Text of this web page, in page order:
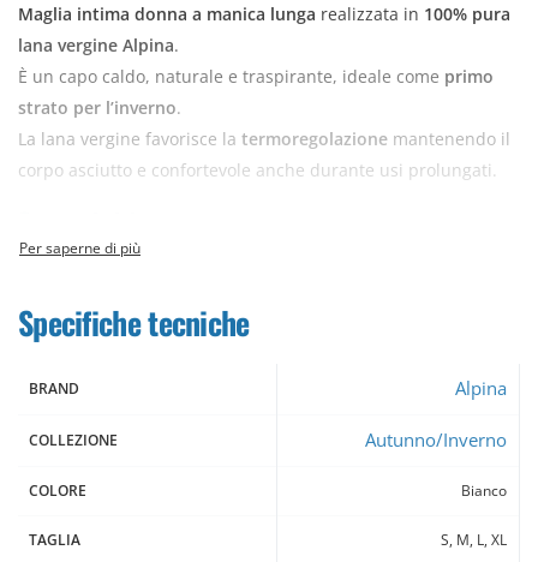
Maglia intima donna a manica lunga realizzata in 100% pura
lana vergine Alpina.
È un capo caldo, naturale e traspirante, ideale come primo
strato per l’inverno.
La lana vergine favorisce la termoregolazione mantenendo il
corpo asciutto e confortevole anche durante usi prolungati.
Manica lunga
Vestibilità aderente
Costina 1×1 leggera
Scollo ampio
Irrestringibile
Specifiche tecniche
BRAND Alpina
COLLEZIONE Autunno/Inverno
COLORE Bianco
TAGLIA S, M, L, XL